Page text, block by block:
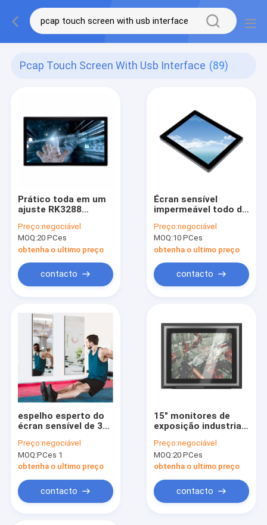
Pcap Touch Screen With Usb Interface (89)
Prático toda em um
ajuste RK3288
computador do
écran sensível de AIO
antiofuscante
Preço:negociável
MOQ:20 PCes
obtenha o ultimo preço
contacto
Écran sensível
impermeável todo do
I5 I7 Android do
computador do
computador de
secretária
Preço:negociável
MOQ:10 PCes
obtenha o ultimo preço
contacto
espelho esperto do
écran sensível de 32
interativo do Gym da
casa 350cd/m2
Preço:negociável
MOQ:PCes 1
obtenha o ultimo preço
contacto
15" monitores de
exposição industriais
impermeáveis para o
PC do computador
Preço:negociável
MOQ:20 PCes
obtenha o ultimo preço
contacto